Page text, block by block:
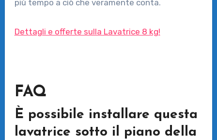
più tempo a ciò che veramente conta.
Dettagli e offerte sulla Lavatrice 8 kg!
FAQ
È possibile installare questa
lavatrice sotto il piano della